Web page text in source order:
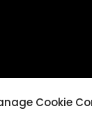
Cookie